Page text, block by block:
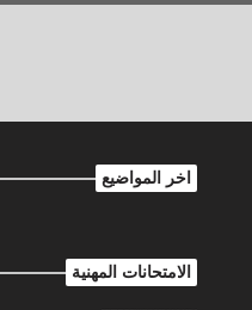
اخر المواضيع
الامتحانات المهنية